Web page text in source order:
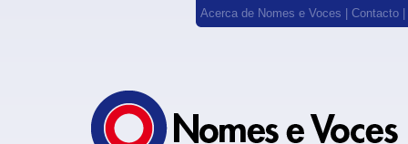
Acerca de Nomes e Voces Contacto